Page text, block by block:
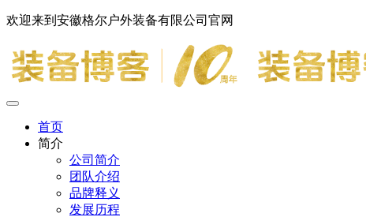
欢迎来到安徽格尔户外装备有限公司官网
首页
简介
公司简介
团队介绍
品牌释义
发展历程